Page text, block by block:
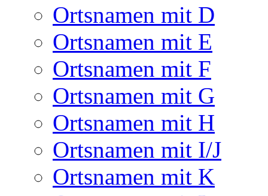
Ortsnamen mit D
Ortsnamen mit E
Ortsnamen mit F
Ortsnamen mit G
Ortsnamen mit H
Ortsnamen mit I/J
Ortsnamen mit K